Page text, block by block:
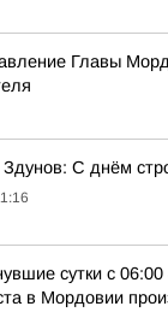
Главы
С днём
сутки с 06:00
в Мордовии